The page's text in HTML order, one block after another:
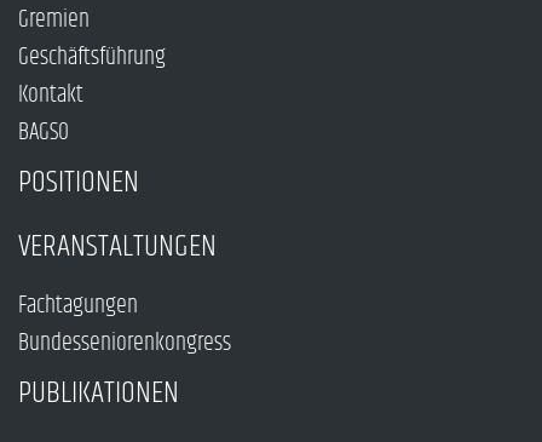
Gremien
Geschäftsführung
Kontakt
BAGSO
POSITIONEN
VERANSTALTUNGEN
Fachtagungen
Bundesseniorenkongress
PUBLIKATIONEN